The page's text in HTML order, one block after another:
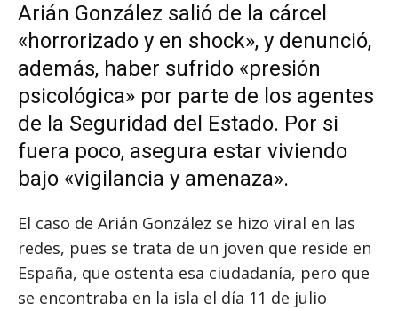
Arián González salió de la cárcel
«horrorizado y en shock», y denunció,
además, haber sufrido «presión
psicológica» por parte de los agentes
de la Seguridad del Estado. Por si
fuera poco, asegura estar viviendo
bajo «vigilancia y amenaza».
El caso de Arián González se hizo viral en las
redes, pues se trata de un joven que reside en
España, que ostenta esa ciudadanía, pero que
se encontraba en la isla el día 11 de julio